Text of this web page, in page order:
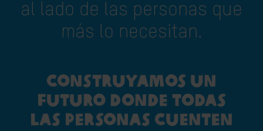
al lado de las personas que
más lo necesitan.
Construyamos un
futuro donde todas
las personas cuenten